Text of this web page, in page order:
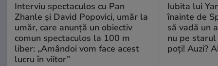
Interviu spectaculos cu Pan
Zhanle și David Popovici, umăr la
umăr, care anunță un obiectiv
comun spectaculos la 100 m
liber: „Amândoi vom face acest
lucru în viitor”
Iubita lui
înainte de
să vadă un
nu pe starul
poți! Auzi?